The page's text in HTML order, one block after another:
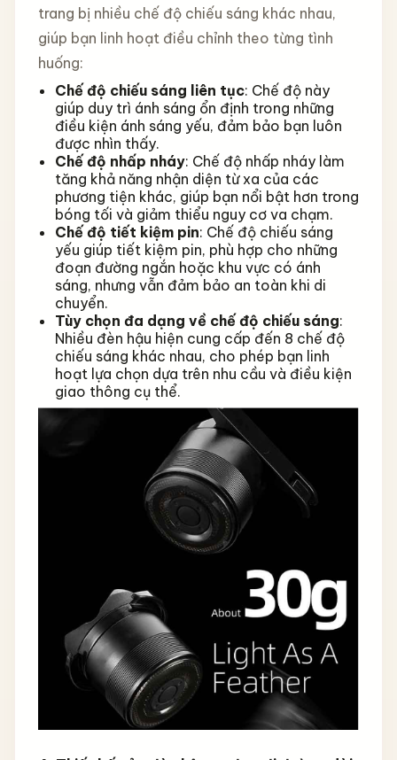
trang bị nhiều chế độ chiếu sáng khác nhau,
giúp bạn linh hoạt điều chỉnh theo từng tình
huống:
Chế độ chiếu sáng liên tục: Chế độ này
giúp duy trì ánh sáng ổn định trong những
điều kiện ánh sáng yếu, đảm bảo bạn luôn
được nhìn thấy.
Chế độ nhấp nháy: Chế độ nhấp nháy làm
tăng khả năng nhận diện từ xa của các
phương tiện khác, giúp bạn nổi bật hơn trong
bóng tối và giảm thiểu nguy cơ va chạm.
Chế độ tiết kiệm pin: Chế độ chiếu sáng
yếu giúp tiết kiệm pin, phù hợp cho những
đoạn đường ngắn hoặc khu vực có ánh
sáng, nhưng vẫn đảm bảo an toàn khi di
chuyển.
Tùy chọn đa dạng về chế độ chiếu sáng:
Nhiều đèn hậu hiện cung cấp đến 8 chế độ
chiếu sáng khác nhau, cho phép bạn linh
hoạt lựa chọn dựa trên nhu cầu và điều kiện
giao thông cụ thể.